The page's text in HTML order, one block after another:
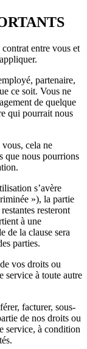
entre vous et
partenaire,
ce soit. Vous ne
de quelque
qui pourrait nous
cela ne
que nous pourrions
s’avère
»), la partie
resteront
à une
de la clause sera
parties.
vos droits ou
service à toute autre
facturer, sous-
de nos droits ou
service, à condition